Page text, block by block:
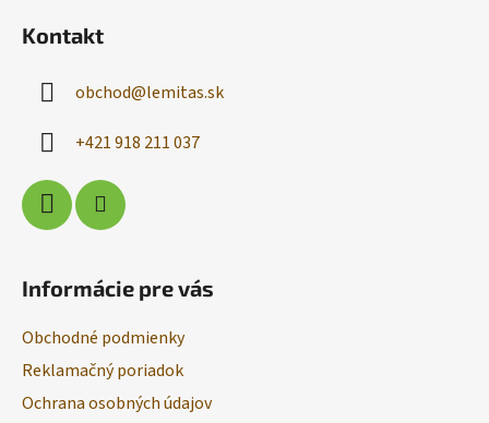
Kontakt
obchod@lemitas.sk
+421 918 211 037
Informácie pre vás
Obchodné podmienky
Reklamačný poriadok
Ochrana osobných údajov